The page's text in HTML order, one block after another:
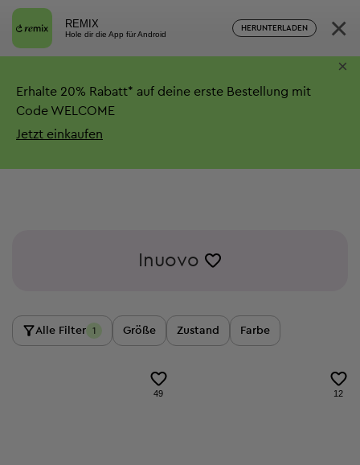
REMIX
Hole dir die App für Android
HERUNTERLADEN ×
Erhalte 20% Rabatt* auf deine erste Bestellung mit
Code WELCOME
Jetzt einkaufen
×
Inuovo
Alle Filter 1 Größe Zustand Farbe
49 12